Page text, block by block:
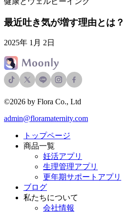
最近吐き気が増す理由とは？
2025年 1月 2日
©2026 by Flora Co., Ltd
admin@floramaternity.com
トップページ
商品一覧
妊活アプリ
生理管理アプリ
更年期サポートアプリ
ブログ
私たちについて
会社情報